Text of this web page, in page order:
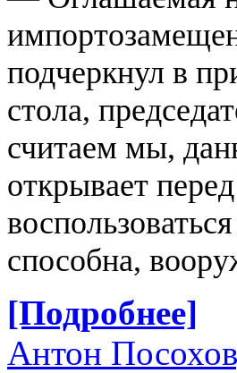
подчеркнул в
стола,
считаем мы,
открывает
способна,
[Подробнее]
Антон